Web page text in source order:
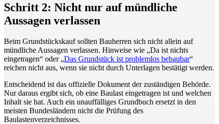
Schritt 2: Nicht nur auf mündliche
Aussagen verlassen
Beim Grundstückskauf sollten Bauherren sich nicht allein auf
mündliche Aussagen verlassen. Hinweise wie „Da ist nichts
eingetragen“ oder „Das Grundstück ist problemlos bebaubar“
reichen nicht aus, wenn sie nicht durch Unterlagen bestätigt werden.
Entscheidend ist das offizielle Dokument der zuständigen Behörde.
Nur daraus ergibt sich, ob eine Baulast eingetragen ist und welchen
Inhalt sie hat. Auch ein unauffälliges Grundbuch ersetzt in den
meisten Bundesländern nicht die Prüfung des
Baulastenverzeichnisses.